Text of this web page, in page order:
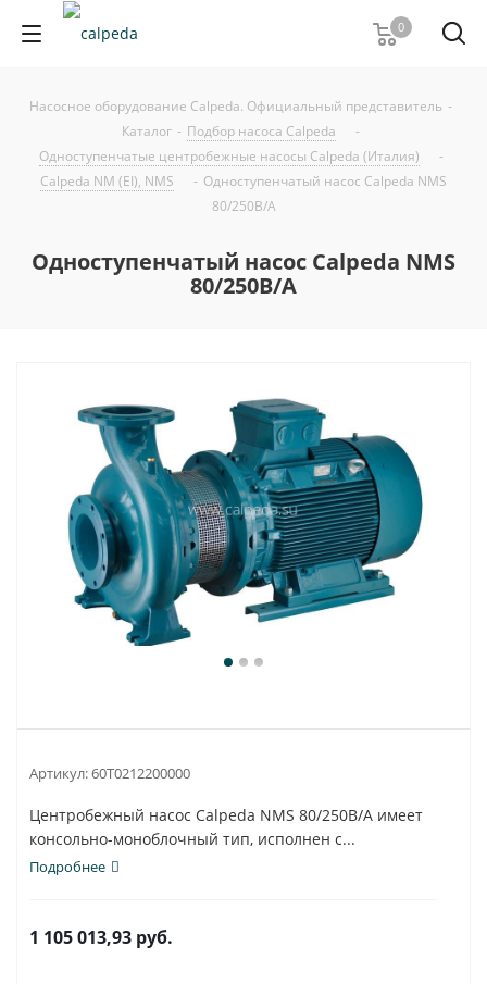
0
Насосное оборудование Calpeda. Официальный представитель -
Каталог - Подбор насоса Calpeda
-
Одноступенчатые центробежные насосы Calpeda (Италия)
-
Calpeda NM (EI), NMS
- Одноступенчатый насос Calpeda NMS
80/250B/A
Одноступенчатый насос Calpeda NMS
80/250B/A
Артикул:60T0212200000
Центробежный насос Calpeda NMS 80/250B/A имеет
консольно-моноблочный тип, исполнен с...
Подробнее
1 105 013,93 руб.